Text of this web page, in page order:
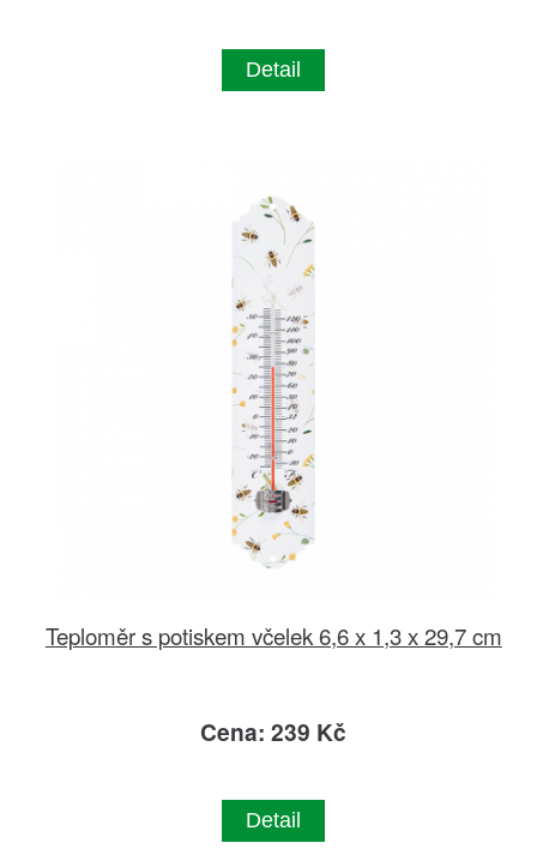
Detail
Teploměr s potiskem včelek 6,6 x 1,3 x 29,7 cm
Cena: 239 Kč
Detail